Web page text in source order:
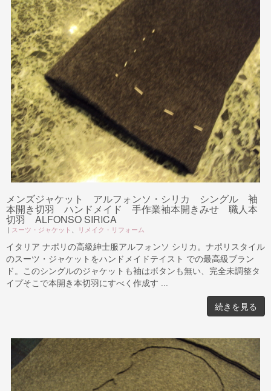
メンズジャケット アルフォンソ・シリカ シングル 袖
本開き切羽 ハンドメイド 手作業袖本開きみせ 職人本
切羽 ALFONSO SIRICA
| スーツ・ジャケット リメイク・リフォーム
イタリア ナポリの高級紳士服アルフォンソ シリカ。ナポリスタイル
のスーツ・ジャケットをハンドメイドテイスト での最高級ブラン
ド。このシングルのジャケットも袖はボタンも無い、完全未調整タ
イプそこで本開き本切羽にすべく作成す ...
続きを見る